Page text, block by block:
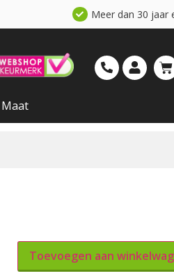
Meer dan 30 jaar
Toevoegen aan